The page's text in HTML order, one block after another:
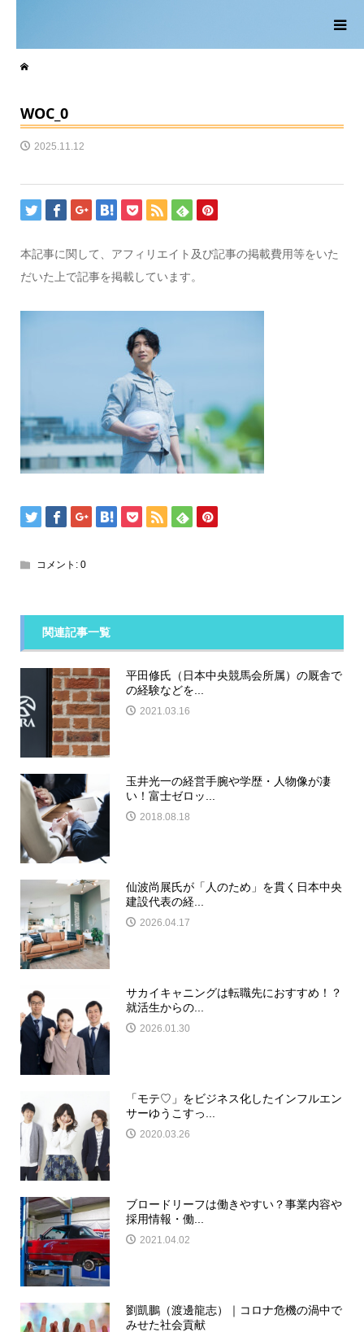
WOC_0
2025.11.12
本記事に関して、アフィリエイト及び記事の掲載費用等をいた
だいた上で記事を掲載しています。
コメント: 0
関連記事一覧
平田修氏（日本中央競馬会所属）の厩舎で
の経験などを...
2021.03.16
玉井光一の経営手腕や学歴・人物像が凄
い！富士ゼロッ...
2018.08.18
仙波尚展氏が「人のため」を貫く日本中央
建設代表の経...
2026.04.17
サカイキャニングは転職先におすすめ！？
就活生からの...
2026.01.30
「モテ♡」をビジネス化したインフルエン
サーゆうこすっ...
2020.03.26
ブロードリーフは働きやすい？事業内容や
採用情報・働...
2021.04.02
劉凱鵬（渡邊龍志）｜コロナ危機の渦中で
みせた社会貢献